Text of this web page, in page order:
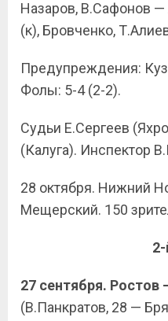
Назаров, В.Сафонов —
(к), Бровченко,
Предупреждения:
Фолы: 5-4 (2-2).
Судьи Е.Сергеев
(Калуга). Инспектор
28 октября. Нижний
Мещерский. 150
27 сентября.
(В.Панкратов, 28 —